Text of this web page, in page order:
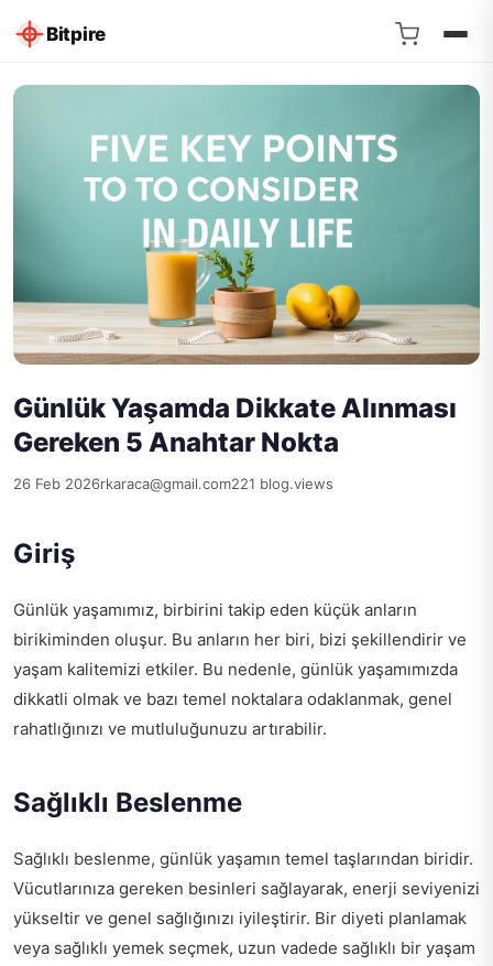
Bitpire
Günlük Yaşamda Dikkate Alınması
Gereken 5 Anahtar Nokta
26 Feb 2026rkaraca@gmail.com221 blog.views
Giriş
Günlük yaşamımız, birbirini takip eden küçük anların
birikiminden oluşur. Bu anların her biri, bizi şekillendirir ve
yaşam kalitemizi etkiler. Bu nedenle, günlük yaşamımızda
dikkatli olmak ve bazı temel noktalara odaklanmak, genel
rahatlığınızı ve mutluluğunuzu artırabilir.
Sağlıklı Beslenme
Sağlıklı beslenme, günlük yaşamın temel taşlarından biridir.
Vücutlarınıza gereken besinleri sağlayarak, enerji seviyenizi
yükseltir ve genel sağlığınızı iyileştirir. Bir diyeti planlamak
veya sağlıklı yemek seçmek, uzun vadede sağlıklı bir yaşam